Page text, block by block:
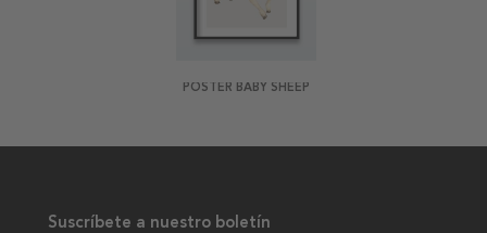
POSTER BABY SHEEP
Suscríbete a nuestro boletín